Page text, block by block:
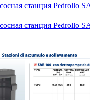
станция Pedrollo
станция Pedrollo